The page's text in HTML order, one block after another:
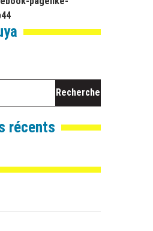
44
récents